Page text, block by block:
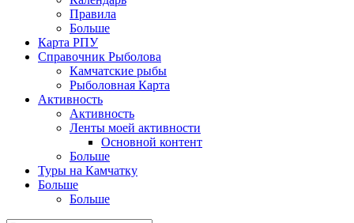
Правила
Больше
Карта РПУ
Справочник Рыболова
Камчатские рыбы
Рыболовная Карта
Активность
Активность
Ленты моей активности
Основной контент
Больше
Туры на Камчатку
Больше
Больше